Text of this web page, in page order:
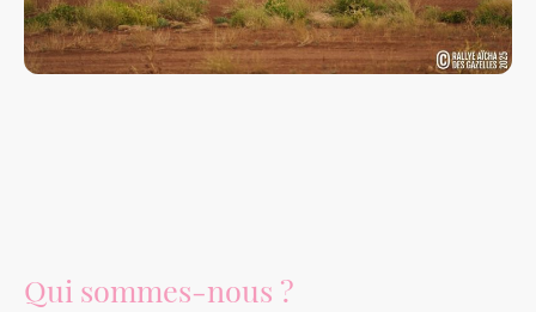
Qui sommes-nous ?